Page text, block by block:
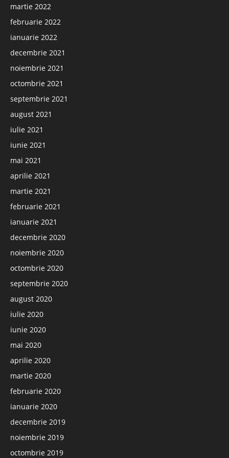
martie 2022
februarie 2022
ianuarie 2022
decembrie 2021
noiembrie 2021
octombrie 2021
septembrie 2021
august 2021
iulie 2021
iunie 2021
mai 2021
aprilie 2021
martie 2021
februarie 2021
ianuarie 2021
decembrie 2020
noiembrie 2020
octombrie 2020
septembrie 2020
august 2020
iulie 2020
iunie 2020
mai 2020
aprilie 2020
martie 2020
februarie 2020
ianuarie 2020
decembrie 2019
noiembrie 2019
octombrie 2019